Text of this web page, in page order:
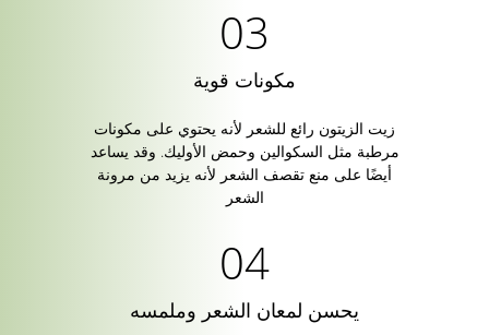
مكونات قوية
زيت الزيتون رائع للشعر لأنه يحتوي على مكونات
مرطبة مثل السكوالين وحمض الأوليك. وقد يساعد
أيضًا على منع تقصف الشعر لأنه يزيد من مرونة
الشعر
يحسن لمعان الشعر وملمسه